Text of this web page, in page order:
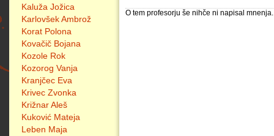
Kaluža Jožica
Karlovšek Ambrož
Korat Polona
Kovačič Bojana
Kozole Rok
Kozorog Vanja
Kranjčec Eva
Krivec Zvonka
Križnar Aleš
Kuković Mateja
Leben Maja
O tem profesorju še nihče ni napisal mnenja.